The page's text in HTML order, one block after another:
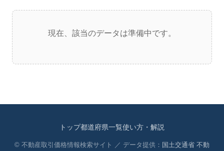
現在、該当のデータは準備中です。
トップ都道府県一覧使い方・解説
© 不動産取引価格情報検索サイト ／ データ提供： 国土交通省 不動